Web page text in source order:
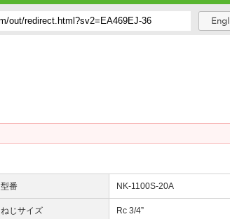
型番 NK-1100S-20A
ねじサイズ Rc 3/4”